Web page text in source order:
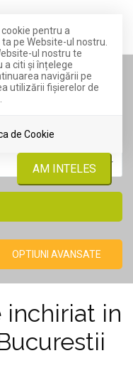
pentru a
pe Website-ul nostru.
ul nostru te
a citi și înțelege
navigării pe
utilizării fişierelor de
de Cookie
AM INTELES
OPTIUNI AVANSATE
inchiriat in